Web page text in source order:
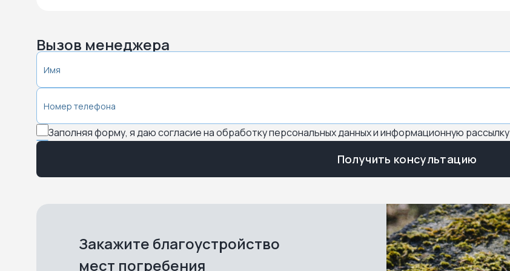
Вызов менеджера
Заполняя форму, я даю согласие на обработку персональных данных и информационную рассылку
Получить консультацию
Закажите благоустройство
мест погребения